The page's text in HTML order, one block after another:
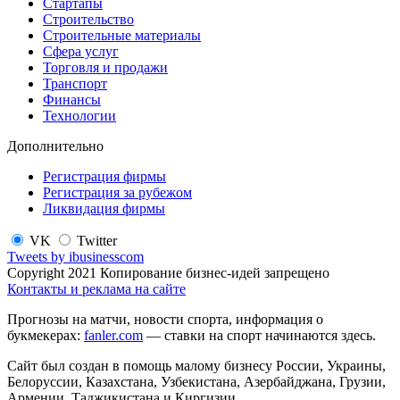
Стартапы
Строительство
Строительные материалы
Сфера услуг
Торговля и продажи
Транспорт
Финансы
Технологии
Дополнительно
Регистрация фирмы
Регистрация за рубежом
Ликвидация фирмы
VK
Twitter
Tweets by ibusinesscom
Copyright 2021 Копирование бизнес-идей запрещено
Контакты и реклама на сайте
Прогнозы на матчи, новости спорта, информация о
букмекерах: fanler.com — ставки на спорт начинаются здесь.
Сайт был создан в помощь малому бизнесу России, Украины,
Белоруссии, Казахстана, Узбекистана, Азербайджана, Грузии,